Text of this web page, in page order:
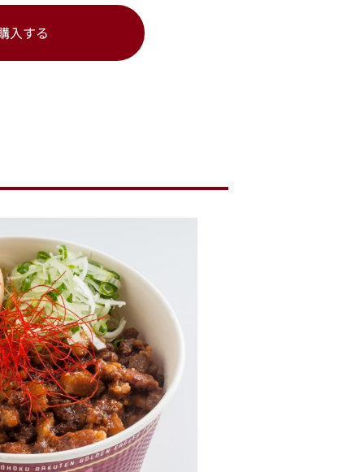
入する